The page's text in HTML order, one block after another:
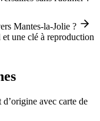
Mantes-la-Jolie ?
une clé à reproduction
avec carte de